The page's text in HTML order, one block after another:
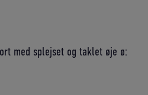
med splejset og taklet øje ø: